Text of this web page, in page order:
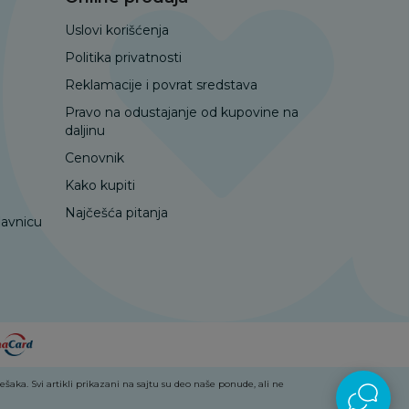
Uslovi korišćenja
Politika privatnosti
Reklamacije i povrat sredstava
Pravo na odustajanje od kupovine na
daljinu
Cenovnik
Kako kupiti
Najčešća pitanja
Svi artikli prikazani na sajtu su deo naše ponude, ali ne